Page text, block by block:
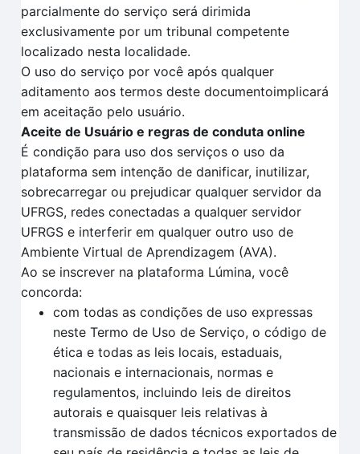
parcialmente do serviço será dirimida
exclusivamente por um tribunal competente
localizado nesta localidade.
O uso do serviço por você após qualquer
aditamento aos termos deste documentoimplicará
em aceitação pelo usuário.
Aceite de Usuário e regras de conduta online
É condição para uso dos serviços o uso da
plataforma sem intenção de danificar, inutilizar,
sobrecarregar ou prejudicar qualquer servidor da
UFRGS, redes conectadas a qualquer servidor
UFRGS e interferir em qualquer outro uso de
Ambiente Virtual de Aprendizagem (AVA).
Ao se inscrever na plataforma Lúmina, você
concorda:
com todas as condições de uso expressas
neste Termo de Uso de Serviço, o código de
ética e todas as leis locais, estaduais,
nacionais e internacionais, normas e
regulamentos, incluindo leis de direitos
autorais e quaisquer leis relativas à
transmissão de dados técnicos exportados de